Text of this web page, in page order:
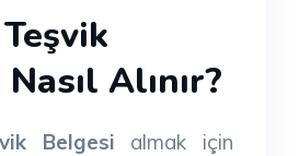
Teşvik
Alınır?
Belgesi almak için